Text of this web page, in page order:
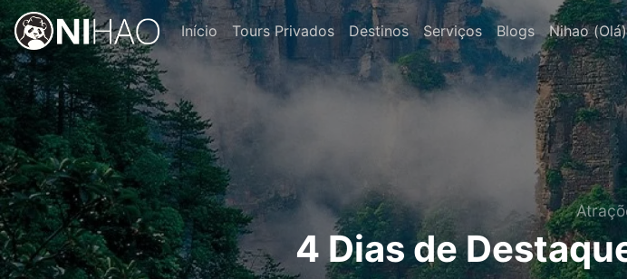
Início Tours Privados Destinos Serviços Blogs Nihao
4 Dias de